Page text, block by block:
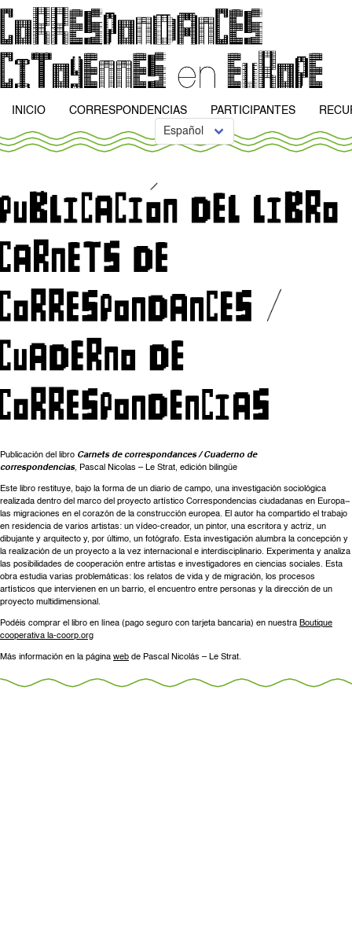
INICIO CORRESPONDENCIAS PARTICIPANTES
Publicación del libro Carnets de correspondances / Cuaderno de
correspondencias, Pascal Nicolas – Le Strat, edición bilingüe
Este libro restituye, bajo la forma de un diario de campo, una investigación sociológica
realizada dentro del marco del proyecto artístico Correspondencias ciudadanas en Europa−
las migraciones en el corazón de la construcción europea. El autor ha compartido el trabajo
en residencia de varios artistas: un vídeo-creador, un pintor, una escritora y actriz, un
dibujante y arquitecto y, por último, un fotógrafo. Esta investigación alumbra la concepción y
la realización de un proyecto a la vez internacional e interdisciplinario. Experimenta y analiza
las posibilidades de cooperación entre artistas e investigadores en ciencias sociales. Esta
obra estudia varias problemáticas: los relatos de vida y de migración, los procesos
artísticos que intervienen en un barrio, el encuentro entre personas y la dirección de un
proyecto multidimensional.
Podéis comprar el libro en línea (pago seguro con tarjeta bancaria) en nuestra Boutique
cooperativa la-coorp.org
Más información en la página web de Pascal Nicolás – Le Strat.